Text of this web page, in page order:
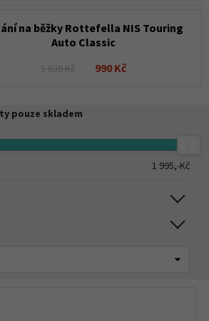
na běžky Rottefella NIS Touring
Auto Classic
1 030 Kč 990 Kč
pouze skladem
1 995,-Kč